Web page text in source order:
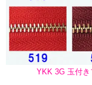
YKK 3G 玉付き